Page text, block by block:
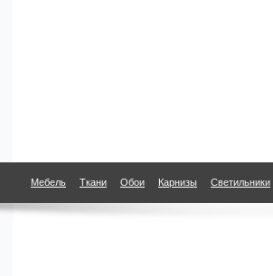
Мебель Ткани Обои Карнизы Светильники